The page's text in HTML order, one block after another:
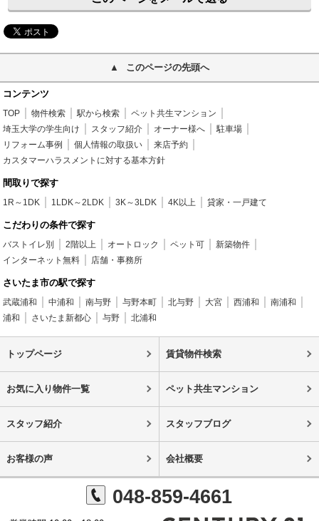
このページの先頭へ
コンテンツ
TOP 物件検索 駅から検索
ペット共生マンション
埼玉大学の学生向け
スタッフ紹介 オーナー様へ
駐車場
リフォーム事例
個人情報の取扱い
来店予約
カスタマーハラスメントに対する基本方針
間取りで探す
1R～1DK 1LDK～2LDK 3K～3LDK 4K以上 貸家・一戸建て
こだわりの条件で探す
バストイレ別 2階以上 オートロック ペット可
新築物件
インターネット無料
店舗・事務所
さいたま市の駅で探す
武蔵浦和 中浦和 南与野 与野本町 北与野 大宮 西浦和
南浦和
浦和
さいたま新都心 与野 北浦和
トップページ 賃貸物件検索
お気に入り物件一覧 ペット共生マンション
スタッフ紹介 スタッフブログ
お客様の声 会社概要
048-859-4661